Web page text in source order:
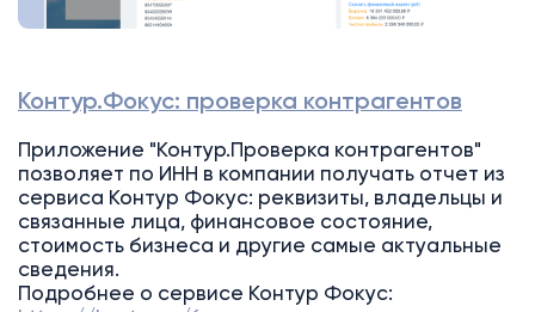
Контур.Фокус: проверка контрагентов
Приложение "Контур.Проверка контрагентов"
позволяет по ИНН в компании получать отчет из
сервиса Контур Фокус: реквизиты, владельцы и
связанные лица, финансовое состояние,
стоимость бизнеса и другие самые актуальные
сведения.
Подробнее о сервисе Контур Фокус: